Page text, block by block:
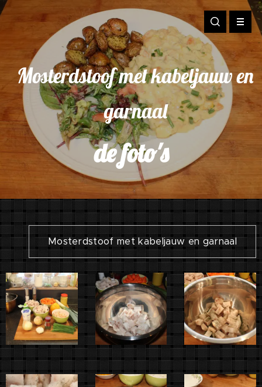
Mosterdstoof met kabeljauw en
garnaal
de foto's
Mosterdstoof met kabeljauw en garnaal